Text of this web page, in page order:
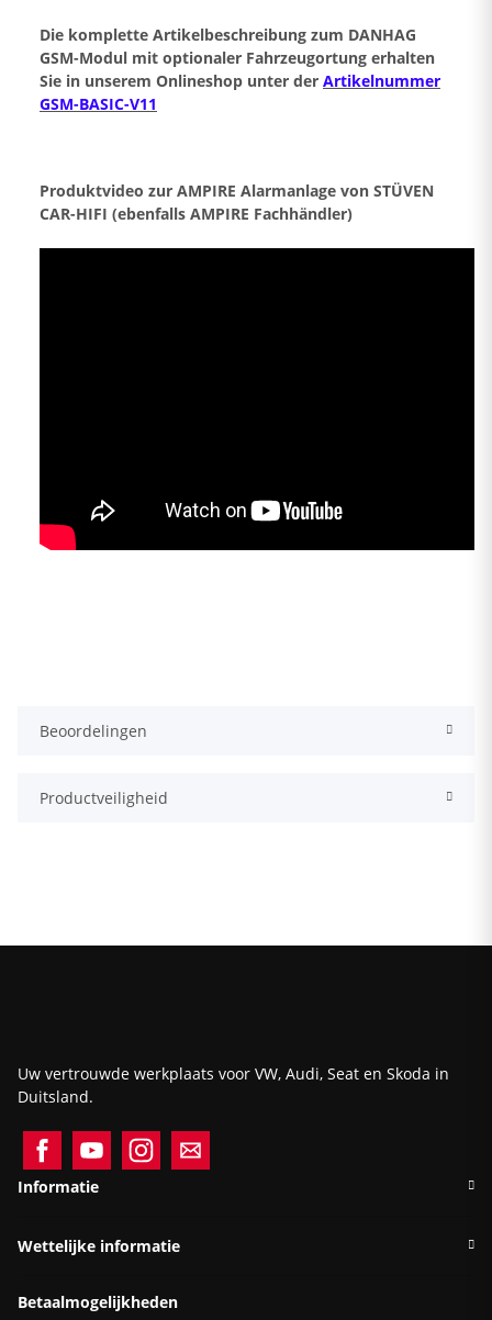
Die komplette Artikelbeschreibung zum DANHAG
GSM-Modul mit optionaler Fahrzeugortung erhalten
Sie in unserem Onlineshop unter der Artikelnummer
GSM-BASIC-V11
Produktvideo zur AMPIRE Alarmanlage von STÜVEN
CAR-HIFI (ebenfalls AMPIRE Fachhändler)
Beoordelingen
Productveiligheid
Uw vertrouwde werkplaats voor VW, Audi, Seat en Skoda in
Duitsland.
Informatie
Wettelijke informatie
Betaalmogelijkheden